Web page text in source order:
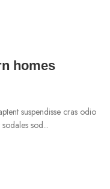
homes
suspendisse cras odio
sod...